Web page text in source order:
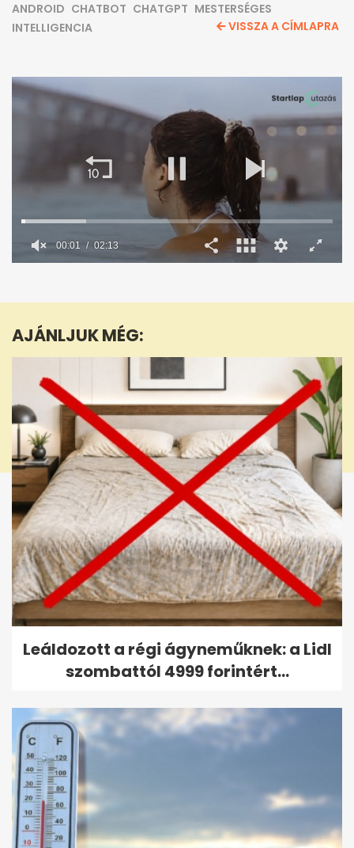
ANDROID CHATBOT CHATGPT MESTERSÉGES
INTELLIGENCIA
VISSZA A CÍMLAPRA
2
13
seconds
00:02 02:13
AJÁNLJUK MÉG:
Leáldozott a régi ágyneműknek: a Lidl
szombattól 4999 forintért...